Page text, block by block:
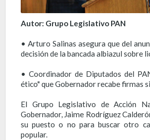
Autor: Grupo Legislativo PAN
• Arturo Salinas asegura que del
decisión de la bancada albiazul sobre
• Coordinador de Diputados del
ético" que Gobernador recabe firmas
El Grupo Legislativo de Acción
Gobernador, Jaime Rodríguez
su puesto o no para buscar otro
popular.